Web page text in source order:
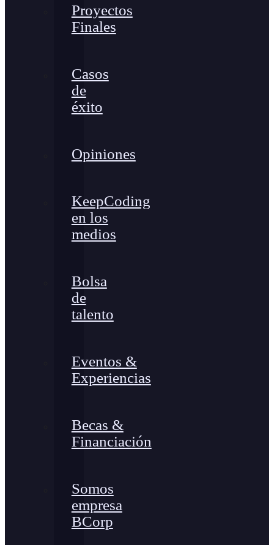
Proyectos
Finales
Casos
de
éxito
Opiniones
KeepCoding
en los
medios
Bolsa
de
talento
Eventos &
Experiencias
Becas &
Financiación
Somos
empresa
BCorp